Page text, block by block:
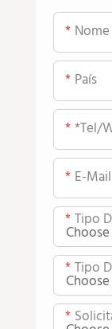
Nome
País
*tel/
E-Mail
Tipo
Tipo